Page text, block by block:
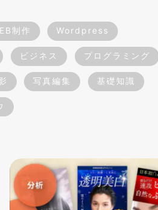
制作 Wordpress
ビジネス プログラミング
写真編集 基礎知識